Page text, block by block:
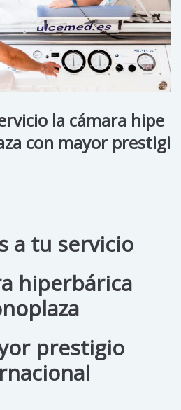
la cámara hipe
con mayor prestigi
a tu servicio
hiperbárica
prestigio